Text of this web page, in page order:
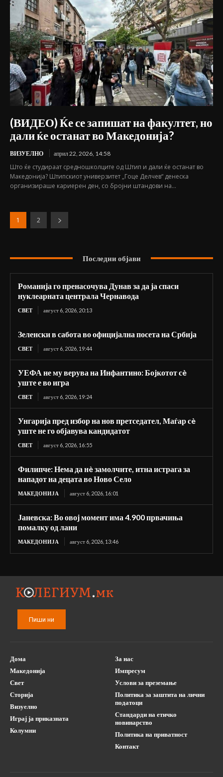
(ВИДЕО) Ќе се запишат на факултет, но
дали ќе останат во Македонија?
ВИЗУЕЛНО април 22, 2026, 14:58
Што ќе студираат средношколците од Штип и дали ќе останат во
Македонија? Штипскиот универзитет „Гоце Делчев“ денеска
организираше кариерен ден, со бројни штандови на...
1 2
Последни објави
Романија го пренасочува Дунав за да ја спаси
нуклеарната централа Чернавода
СВЕТ август 6, 2026, 20:13
Зеленски в сабота во официјална посета на Србија
СВЕТ август 6, 2026, 19:44
УЕФА не му верува на Инфантино: Бојкотот сè
уште е во игра
СВЕТ август 6, 2026, 19:24
Унгарија пред избор на нов претседател, Маѓар сè
уште не го објавува кандидатот
СВЕТ август 6, 2026, 16:55
Филипче: Нема да нè замолчите, итна истрага за
нападот на децата во Ново Село
МАКЕДОНИЈА август 6, 2026, 16:01
Јаневска: Во овој момент има 4.900 првачиња
помалку од лани
МАКЕДОНИЈА август 6, 2026, 13:46
Пиши ни
Дома
Македонија
Свет
Сторија
Визуелно
Играј ја приказната
Колумни
За нас
Импресум
Услови за преземање
Политика за заштита на лични
податоци
Стандарди на етичко
новинарство
Политика на приватност
Контакт